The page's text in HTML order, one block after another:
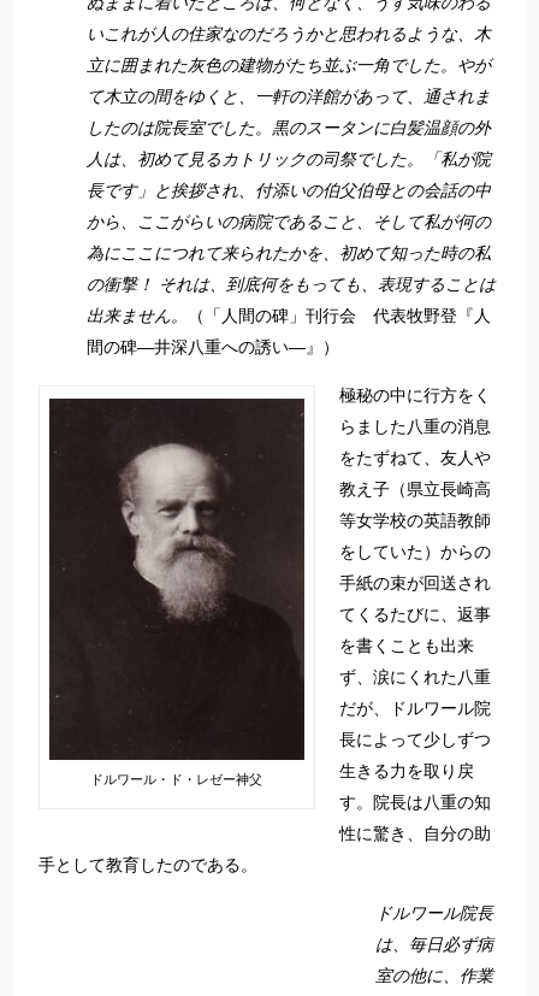
いこれが人の住家なのだろうかと思われるような、木
立に囲まれた灰色の建物がたち並ぶ一角でした。やが
て木立の間をゆくと、一軒の洋館があって、通されま
したのは院長室でした。黒のスータンに白髪温顔の外
人は、初めて見るカトリックの司祭でした。「私が院
長です」と挨拶され、付添いの伯父伯母との会話の中
から、ここがらいの病院であること、そして私が何の
為にここにつれて来られたかを、初めて知った時の私
の衝撃！ それは、到底何をもっても、表現することは
出来ません。
（「人間の碑」刊行会 代表牧野登『人
間の碑―井深八重への誘い―』）
ドルワール・ド・レゼー神父
極秘の中に行方をく
らました八重の消息
をたずねて、友人や
教え子（県立長崎高
等女学校の英語教師
をしていた）からの
手紙の束が回送され
てくるたびに、返事
を書くことも出来
ず、涙にくれた八重
だが、ドルワール院
長によって少しずつ
生きる力を取り戻
す。院長は八重の知
性に驚き、自分の助
手として教育したのである。
ドルワール院長
は、毎日必ず病
室の他に、作業